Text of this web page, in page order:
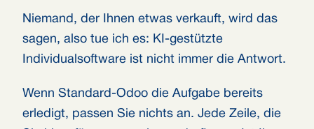
Niemand, der Ihnen etwas verkauft, wird das
sagen, also tue ich es: KI-gestützte
Individualsoftware ist nicht immer die Antwort.
Wenn Standard-Odoo die Aufgabe bereits
erledigt, passen Sie nichts an. Jede Zeile, die